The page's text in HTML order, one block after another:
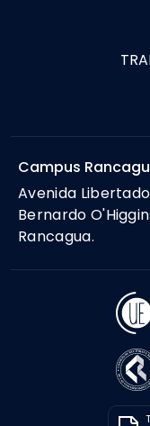
Campus
Avenida
Bernardo
Rancagua.